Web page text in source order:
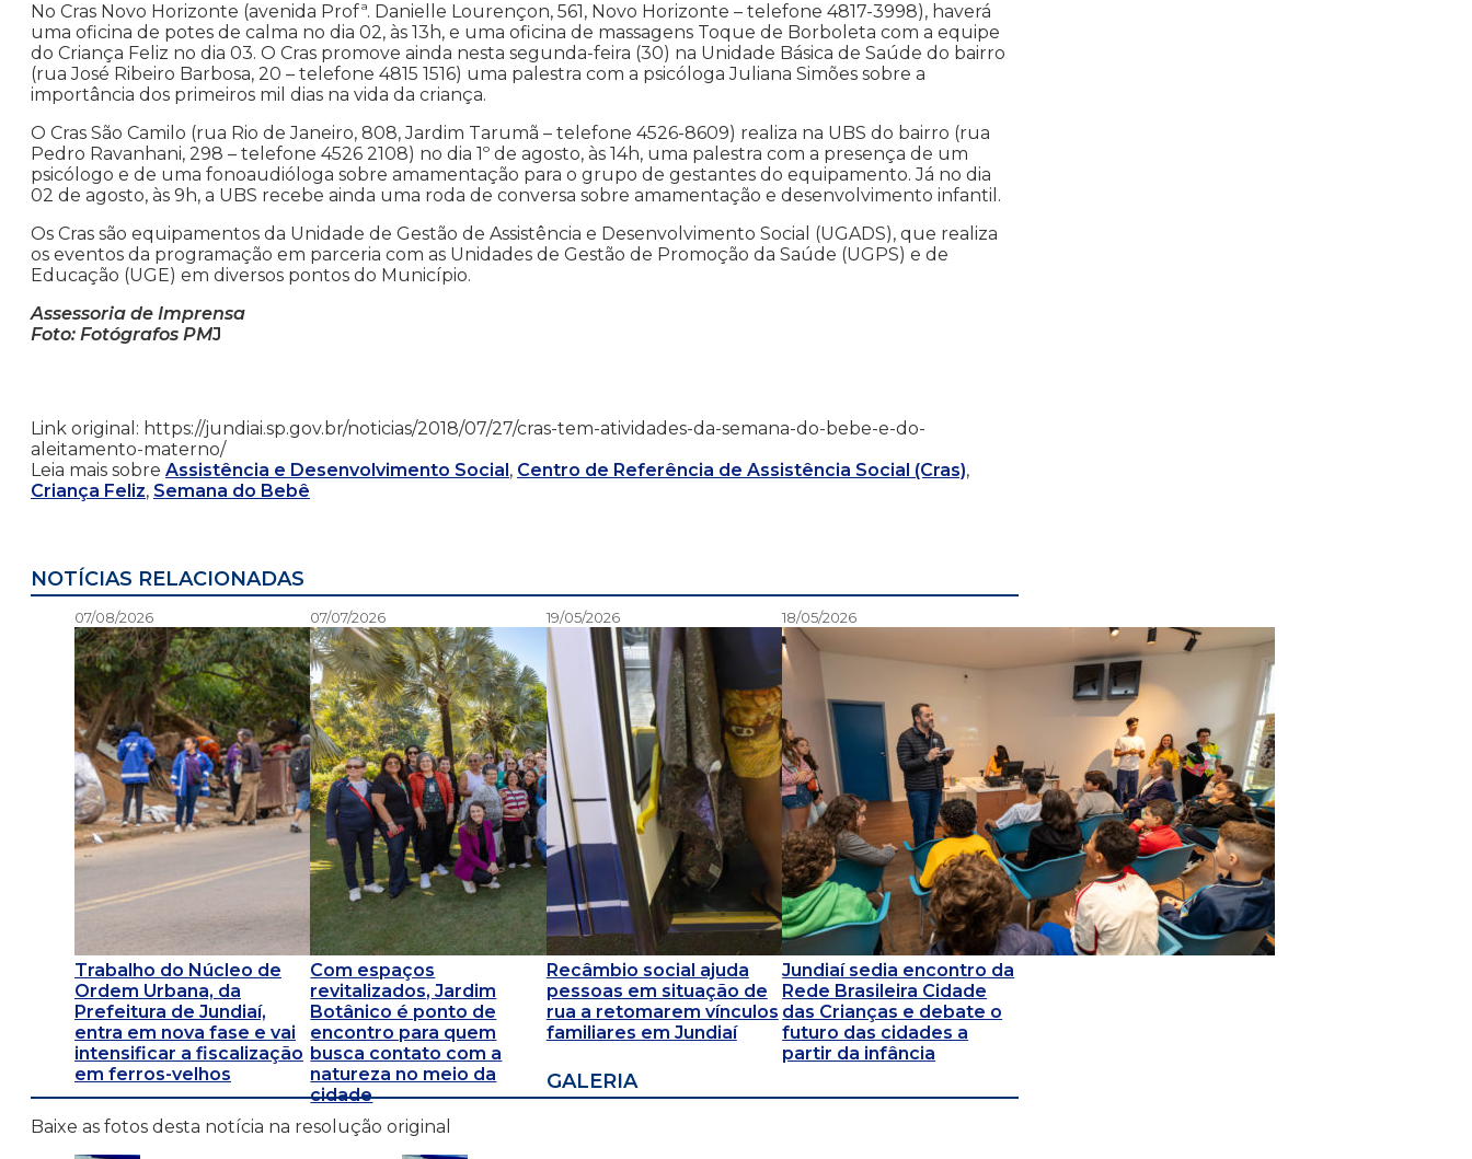
No Cras Novo Horizonte (avenida Profª. Danielle Lourençon, 561, Novo Horizonte – telefone 4817-3998), haverá
uma oficina de potes de calma no dia 02, às 13h, e uma oficina de massagens Toque de Borboleta com a equipe
do Criança Feliz no dia 03. O Cras promove ainda nesta segunda-feira (30) na Unidade Básica de Saúde do bairro
(rua José Ribeiro Barbosa, 20 – telefone 4815 1516) uma palestra com a psicóloga Juliana Simões sobre a
importância dos primeiros mil dias na vida da criança.
O Cras São Camilo (rua Rio de Janeiro, 808, Jardim Tarumã – telefone 4526-8609) realiza na UBS do bairro (rua
Pedro Ravanhani, 298 – telefone 4526 2108) no dia 1º de agosto, às 14h, uma palestra com a presença de um
psicólogo e de uma fonoaudióloga sobre amamentação para o grupo de gestantes do equipamento. Já no dia
02 de agosto, às 9h, a UBS recebe ainda uma roda de conversa sobre amamentação e desenvolvimento infantil.
Os Cras são equipamentos da Unidade de Gestão de Assistência e Desenvolvimento Social (UGADS), que realiza
os eventos da programação em parceria com as Unidades de Gestão de Promoção da Saúde (UGPS) e de
Educação (UGE) em diversos pontos do Município.
Assessoria de Imprensa
Foto: Fotógrafos PMJ
Link original: https://jundiai.sp.gov.br/noticias/2018/07/27/cras-tem-atividades-da-semana-do-bebe-e-do-
aleitamento-materno/
Leia mais sobre Assistência e Desenvolvimento Social, Centro de Referência de Assistência Social (Cras),
Criança Feliz, Semana do Bebê
NOTÍCIAS RELACIONADAS
07/08/2026
Trabalho do Núcleo de
Ordem Urbana, da
Prefeitura de Jundiaí,
entra em nova fase e vai
intensificar a fiscalização
em ferros-velhos
07/07/2026
Com espaços
revitalizados, Jardim
Botânico é ponto de
encontro para quem
busca contato com a
natureza no meio da
cidade
19/05/2026
Recâmbio social ajuda
pessoas em situação de
rua a retomarem vínculos
familiares em Jundiaí
18/05/2026
Jundiaí sedia encontro da
Rede Brasileira Cidade
das Crianças e debate o
futuro das cidades a
partir da infância
GALERIA
Baixe as fotos desta notícia na resolução original